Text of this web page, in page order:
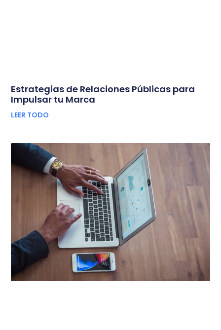
Estrategias de Relaciones Públicas para
Impulsar tu Marca
LEER TODO